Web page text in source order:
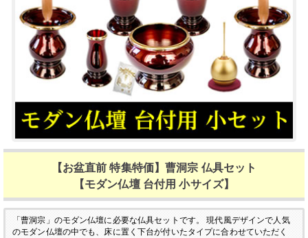
【お盆直前 特集特価】曹洞宗 仏具セット
【モダン仏壇 台付用 小サイズ】
「曹洞宗」のモダン仏壇に必要な仏具セットです。
現代風デザインで人気
のモダン仏壇の中でも、床に置く下台が付いたタイプに合わせていただく